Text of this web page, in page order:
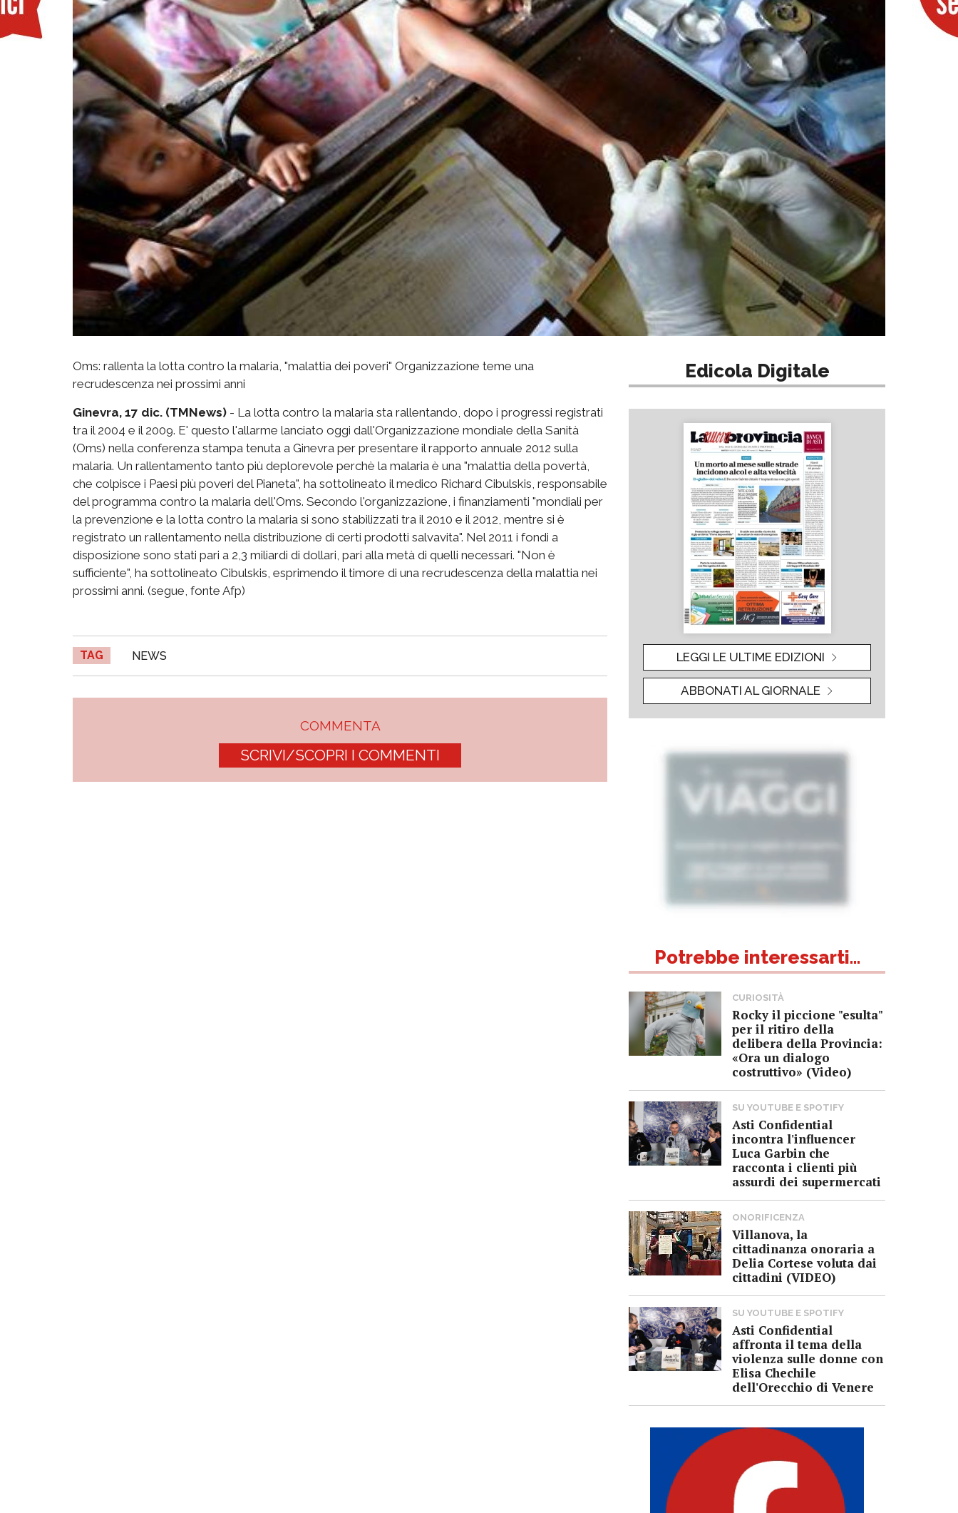
Oms: rallenta la lotta contro la malaria, "malattia dei poveri" Organizzazione teme una
recrudescenza nei prossimi anni
Ginevra, 17 dic. (TMNews) - La lotta contro la malaria sta rallentando, dopo i progressi registrati
tra il 2004 e il 2009. E' questo l'allarme lanciato oggi dall'Organizzazione mondiale della Sanità
(Oms) nella conferenza stampa tenuta a Ginevra per presentare il rapporto annuale 2012 sulla
malaria. Un rallentamento tanto più deplorevole perchè la malaria è una "malattia della povertà,
che colpisce i Paesi più poveri del Pianeta", ha sottolineato il medico Richard Cibulskis, responsabile
del programma contro la malaria dell'Oms. Secondo l'organizzazione, i finanziamenti "mondiali per
la prevenzione e la lotta contro la malaria si sono stabilizzati tra il 2010 e il 2012, mentre si è
registrato un rallentamento nella distribuzione di certi prodotti salvavita". Nel 2011 i fondi a
disposizione sono stati pari a 2,3 miliardi di dollari, pari alla metà di quelli necessari. "Non è
sufficiente", ha sottolineato Cibulskis, esprimendo il timore di una recrudescenza della malattia nei
prossimi anni. (segue, fonte Afp)
TAG NEWS
COMMENTA
SCRIVI/SCOPRI I COMMENTI
Edicola Digitale
LEGGI LE ULTIME EDIZIONI
ABBONATI AL GIORNALE
Potrebbe interessarti...
CURIOSITÀ
Rocky il piccione "esulta"
per il ritiro della
delibera della Provincia:
«Ora un dialogo
costruttivo» (Video)
SU YOUTUBE E SPOTIFY
Asti Confidential
incontra l'influencer
Luca Garbin che
racconta i clienti più
assurdi dei supermercati
ONORIFICENZA
Villanova, la
cittadinanza onoraria a
Delia Cortese voluta dai
cittadini (VIDEO)
SU YOUTUBE E SPOTIFY
Asti Confidential
affronta il tema della
violenza sulle donne con
Elisa Chechile
dell'Orecchio di Venere